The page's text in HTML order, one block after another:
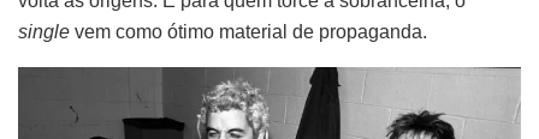
single vem como ótimo material de propaganda.